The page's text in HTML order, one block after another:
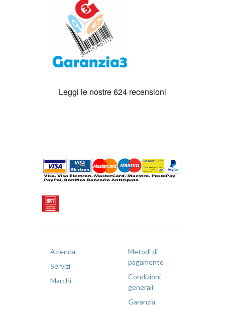
Azienda
Servizi
Marchi
Metodi di
pagamento
Condizioni
generali
Garanzia